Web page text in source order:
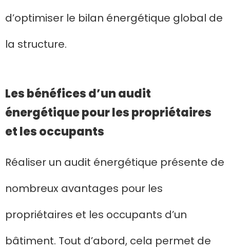
d’optimiser le bilan énergétique global de
la structure.
Les bénéfices d’un audit
énergétique pour les propriétaires
et les occupants
Réaliser un audit énergétique présente de
nombreux avantages pour les
propriétaires et les occupants d’un
bâtiment. Tout d’abord, cela permet de